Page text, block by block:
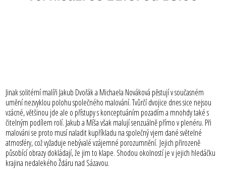
Jinak solitérní malíři Jakub Dvořák a Michaela Nováková pěstují v současném
umění nezvyklou polohu společného malování. Tvůrčí dvojice dnes sice nejsou
vzácné, většinou jde ale o přístupy s konceptuáním pozadím a mnohdy také s
čitelným podílem rolí. Jakub a Míša však malují senzuálně přímo v plenéru. Při
malováni se proto musí naladit kupříkladu na společný vjem dané světelné
atmosféry, což vyžaduje nebývalé vzájemné porozumnění. Jejich přirozeně
působící obrazy dokládají, že jim to klape. Shodou okolností je v jejich hledáčku
krajina nedalekého Ždáru nad Sázavou.